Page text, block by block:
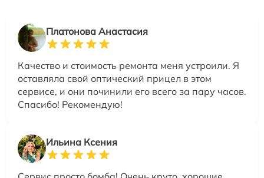
Платонова Анастасия
Качество и стоимость ремонта меня устроили. Я
оставляла свой оптический прицел в этом
сервисе, и они починили его всего за пару часов.
Спасибо! Рекомендую!
Ильина Ксения